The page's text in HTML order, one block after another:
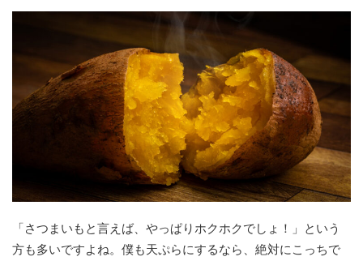
「さつまいもと言えば、やっぱりホクホクでしょ！」という
方も多いですよね。僕も天ぷらにするなら、絶対にこっちで